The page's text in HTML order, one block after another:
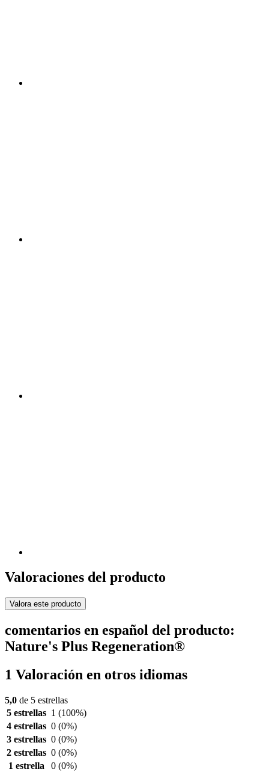
Valoraciones del producto
Valora este producto
comentarios en español del producto:
Nature's Plus Regeneration®
1 Valoración en otros idiomas
5,0 de 5 estrellas
5 estrellas 1 (100%)
4 estrellas 0 (0%)
3 estrellas 0 (0%)
2 estrellas 0 (0%)
1 estrella
0 (0%)